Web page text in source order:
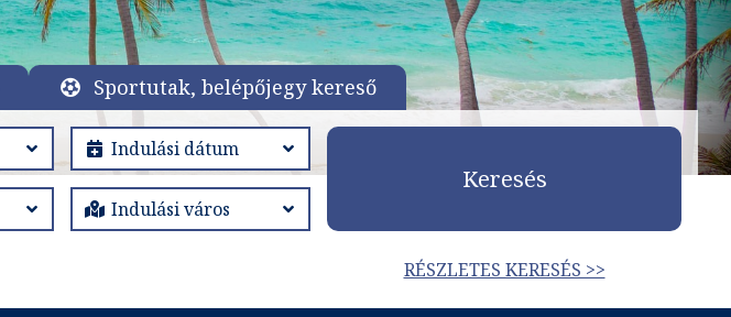
Sportutak, belépőjegy kereső
Keresés
RÉSZLETES KERESÉS >>